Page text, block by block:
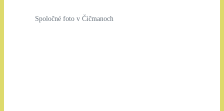
Spoločné foto v Čičmanoch